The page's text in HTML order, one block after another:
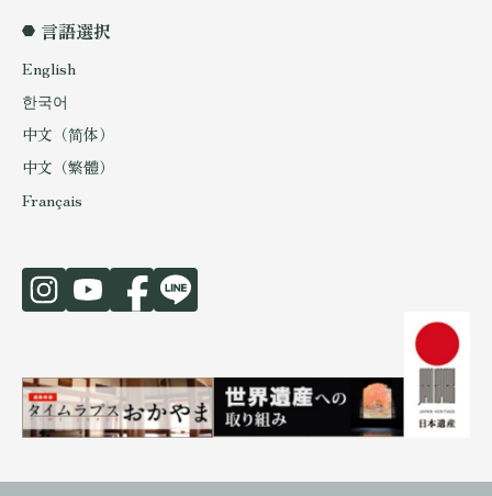
言語選択
English
한국어
中文（简体）
中文（繁體）
Français